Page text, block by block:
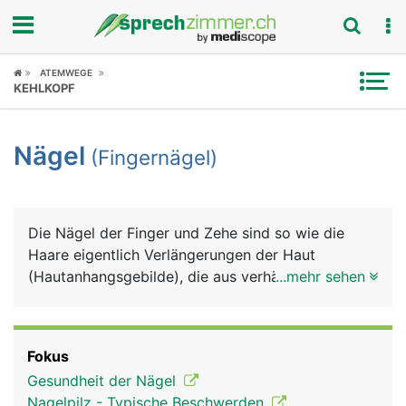
Fokus
Symptome
News
Rubriken
ATEMWEGE
KEHLKOPF
Nägel (Fingernägel)
Die Nägel der Finger und Zehe sind so wie die
Haare eigentlich Verlängerungen der Haut
(Hautanhangsgebilde), die aus verhärteten
verankert ist. Von dort aus schiebt sich die
Nagelplatte auf dem Nagelbett nach vorne. Das
...mehr sehen
Fokus
Gesundheit der Nägel
Nagelpilz - Typische Beschwerden